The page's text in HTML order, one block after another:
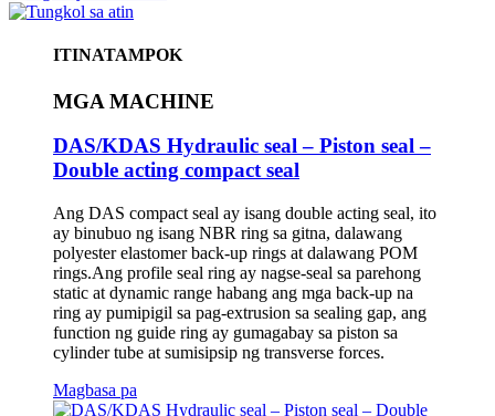
ITINATAMPOK
MGA MACHINE
DAS/KDAS Hydraulic seal – Piston seal –
Double acting compact seal
Ang DAS compact seal ay isang double acting seal, ito
ay binubuo ng isang NBR ring sa gitna, dalawang
polyester elastomer back-up rings at dalawang POM
rings.Ang profile seal ring ay nagse-seal sa parehong
static at dynamic range habang ang mga back-up na
ring ay pumipigil sa pag-extrusion sa sealing gap, ang
function ng guide ring ay gumagabay sa piston sa
cylinder tube at sumisipsip ng transverse forces.
Magbasa pa